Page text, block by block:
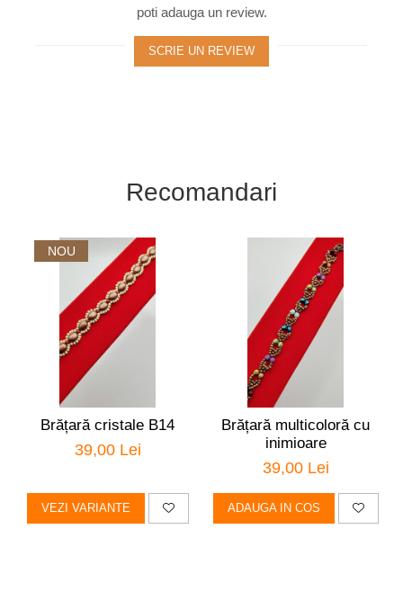
poti adauga un review.
SCRIE UN REVIEW
Recomandari
NOU
Brățară cristale B14
39,00 Lei
VEZI VARIANTE
Brățară multicoloră cu
inimioare
39,00 Lei
ADAUGA IN COS